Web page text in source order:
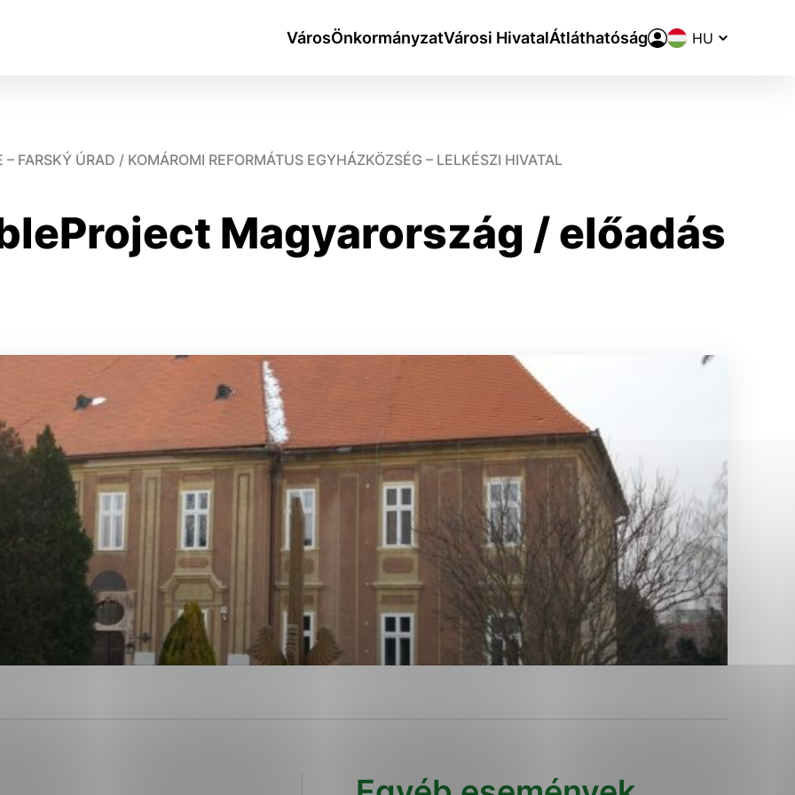
VárosÖnkormányzatVárosi HivatalÁtláthatóság Nyelvváltó
FARSKÝ ÚRAD / KOMÁROMI REFORMÁTUS EGYHÁZKÖZSÉG – LELKÉSZI HIVATAL
Magyarország / előadás
ktorú chcete povoliť
Analytické cookies
pre prevádzku nevyhnutné a pomáhajú urobiť webové stránky uplatniteľnými tým,
ako je navigácia na stránke a prístup k zabezpečeným oblastiam webovej
cookie nemôže web správne fungovať.
Analytické cookies
prevádzkovateľovi stránok pochopiť, ako návštevníci stránok stránku používajú,
a ponúknuť im lepšiu skúsenosť. Všetky dáta sa zbierajú anonymne a nie je
osobou.